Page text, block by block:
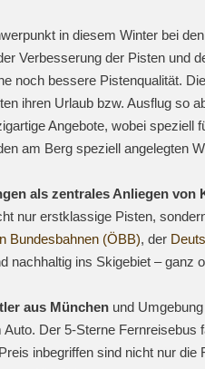
in diesem Winter bei
Verbesserung der Pisten und
noch bessere Pistenqualität.
ihren Urlaub bzw. Ausflug so
Angebote, wobei speziell
am Berg speziell angelegten
als zentrales Anliegen von
nur erstklassige Pisten,
Bundesbahnen (ÖBB), der
nachhaltig ins Skigebiet – ganz
aus München und
Auto. Der 5-Sterne
inbegriffen sind nicht nur